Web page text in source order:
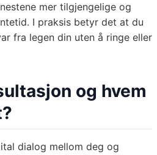
mer tilgjengelige og
I praksis betyr det at du
fra legen din uten å ringe eller
og hvem
dialog mellom deg og